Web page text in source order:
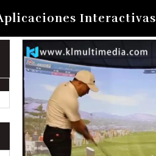
Interactivas